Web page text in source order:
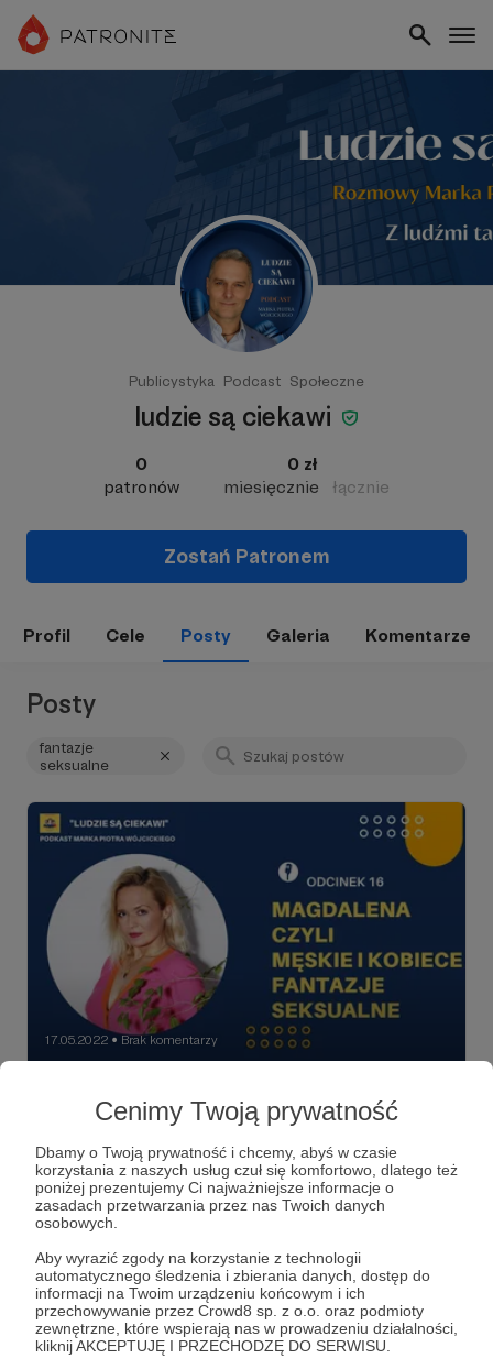
Cenimy Twoją prywatność
Dbamy o Twoją prywatność i chcemy, abyś w czasie
korzystania z naszych usług czuł się komfortowo, dlatego też
poniżej prezentujemy Ci najważniejsze informacje o
zasadach przetwarzania przez nas Twoich danych
osobowych.
Aby wyrazić zgody na korzystanie z technologii
automatycznego śledzenia i zbierania danych, dostęp do
informacji na Twoim urządzeniu końcowym i ich
przechowywanie przez Crowd8 sp. z o.o. oraz podmioty
zewnętrzne, które wspierają nas w prowadzeniu działalności,
kliknij AKCEPTUJĘ I PRZECHODZĘ DO SERWISU.
Publicystyka Podcast Społeczne
ludzie są ciekawi
0
patronów
0 zł
miesięcznie
łącznie
Zostań Patronem
Profil Cele Posty Galeria Komentarze
Posty
fantazje
seksualne
17.05.2022 ● Brak komentarzy
seksualne
kobiety, a czego mężczyźni. Czy potrafimy ze soba
rozmawiać o swoich potrzebach seksualnych? To
niektóre z tematów jakie poruszam z moim gościem -
Magdaleną Kuszewską - w tym odcinku podcastu. Jak
można walczyć z nudą w łóżku. Jakie seksualne
Tematów jest zdecydowanie więcej.
sex fantazje seksualne nuda w łóżku +7